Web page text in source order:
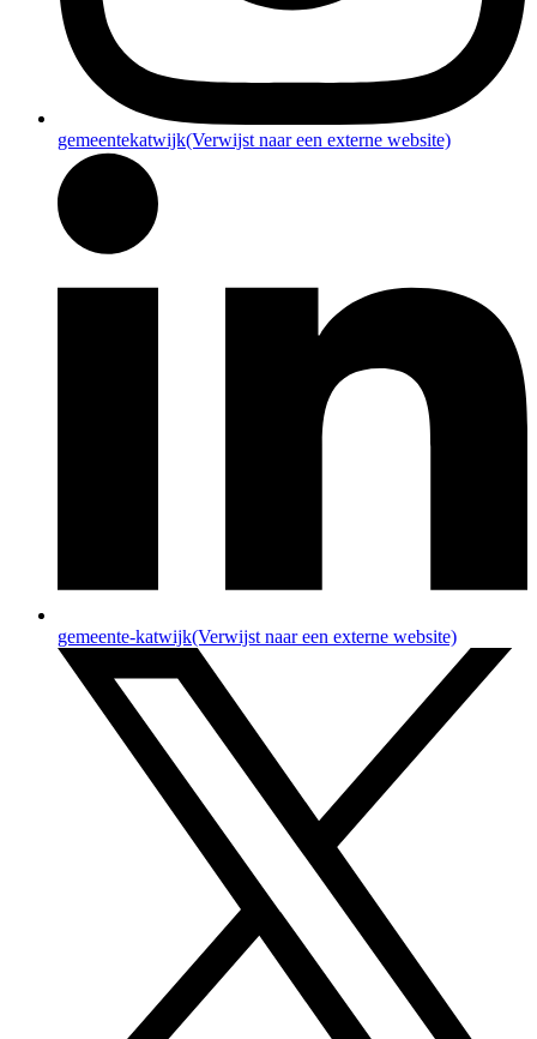
gemeentekatwijk(Verwijst naar een externe website)
gemeente-katwijk(Verwijst naar een externe website)